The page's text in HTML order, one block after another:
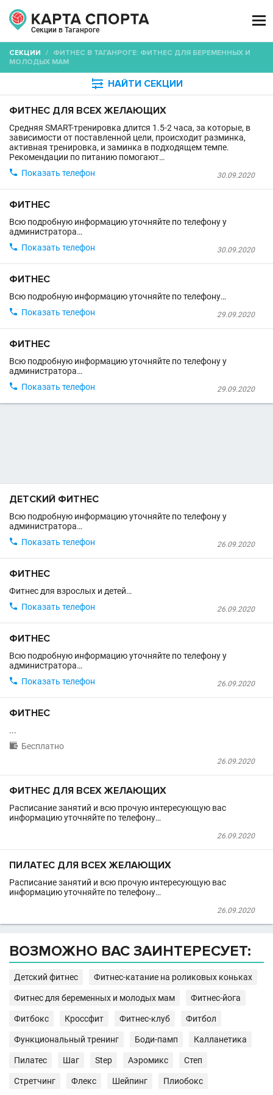
Секции в Таганроге

СЕКЦИИ / ФИТНЕС В ТАГАНРОГЕ: ФИТНЕС ДЛЯ БЕРЕМЕННЫХ И
МОЛОДЫХ МАМ
 НАЙТИ СЕКЦИИ
ФИТНЕС ДЛЯ ВСЕХ ЖЕЛАЮЩИХ
Средняя SMART-тренировка длится 1.5-2 часа, за которые, в
зависимости от поставленной цели, происходит разминка,
активная тренировка, и заминка в подходящем темпе.
Рекомендации по питанию помогают…
30.09.2020
 Показать телефон
ФИТНЕС
Всю подробную информацию уточняйте по телефону у
администратора…
30.09.2020
 Показать телефон
ФИТНЕС
Всю подробную информацию уточняйте по телефону…
29.09.2020
 Показать телефон
ФИТНЕС
Всю подробную информацию уточняйте по телефону у
администратора…
29.09.2020
 Показать телефон
ДЕТСКИЙ ФИТНЕС
Всю подробную информацию уточняйте по телефону у
администратора…
26.09.2020
 Показать телефон
ФИТНЕС
Фитнес для взрослых и детей…
26.09.2020
 Показать телефон
ФИТНЕС
Всю подробную информацию уточняйте по телефону у
администратора…
26.09.2020
 Показать телефон
ФИТНЕС
...
 Бесплатно
26.09.2020
ФИТНЕС ДЛЯ ВСЕХ ЖЕЛАЮЩИХ
Расписание занятий и всю прочую интересующую вас
информацию уточняйте по телефону…
26.09.2020
ПИЛАТЕС ДЛЯ ВСЕХ ЖЕЛАЮЩИХ
Расписание занятий и всю прочую интересующую вас
информацию уточняйте по телефону…
26.09.2020
ВОЗМОЖНО ВАС ЗАИНТЕРЕСУЕТ:
Детский фитнес Фитнес-катание на роликовых коньках
Фитнес для беременных и молодых мам Фитнес-йога
Фитбокс Кроссфит Фитнес-клуб Фитбол
Функциональный тренинг Боди-памп Калланетика
Пилатес Шаг Step Аэромикс Степ
Стретчинг Флекс Шейпинг Плиобокс